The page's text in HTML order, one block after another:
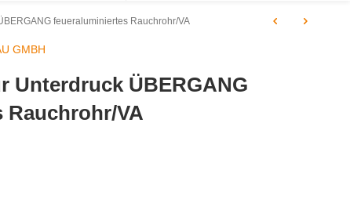
feueraluminiertes Rauchrohr/VA
GMBH
Unterdruck ÜBERGANG
VA